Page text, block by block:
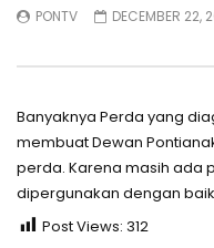
PONTV DECEMBER 22,
Banyaknya Perda yang
membuat Dewan
perda. Karena masih ada
dipergunakan dengan baik
Post Views: 312